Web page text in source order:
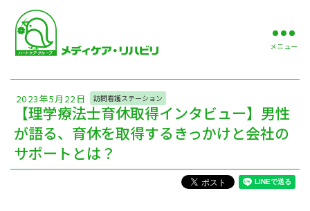
メニュー
2023年5月22日 訪問看護ステーション
【理学療法士育休取得インタビュー】男性
が語る、育休を取得するきっかけと会社の
サポートとは？